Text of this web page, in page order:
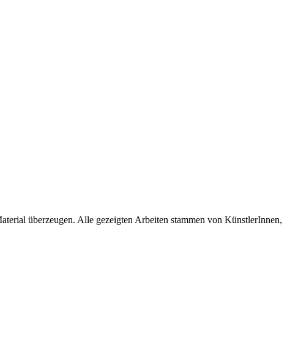
überzeugen. Alle gezeigten Arbeiten stammen von KünstlerInnen,